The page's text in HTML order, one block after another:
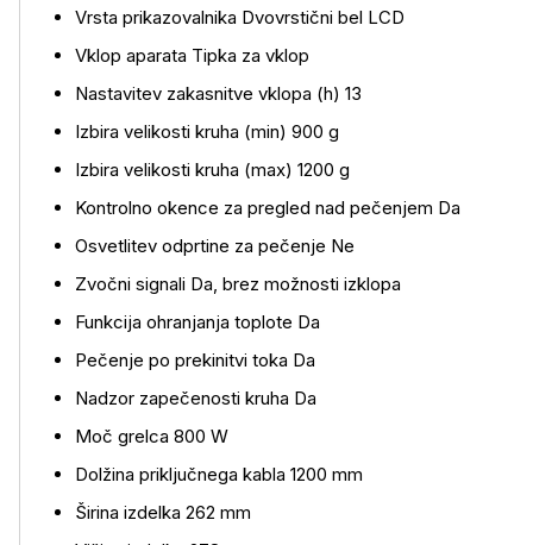
Več o izdelku
Vrsta prikazovalnika Dvovrstični bel LCD
Vklop aparata Tipka za vklop
Nastavitev zakasnitve vklopa (h) 13
Izbira velikosti kruha (min) 900 g
Izbira velikosti kruha (max) 1200 g
Kontrolno okence za pregled nad pečenjem Da
Osvetlitev odprtine za pečenje Ne
Zvočni signali Da, brez možnosti izklopa
Funkcija ohranjanja toplote Da
Pečenje po prekinitvi toka Da
Nadzor zapečenosti kruha Da
Moč grelca 800 W
Dolžina priključnega kabla 1200 mm
Širina izdelka 262 mm